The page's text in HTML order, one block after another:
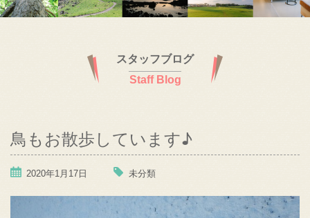
スタッフブログ
Staff Blog
鳥もお散歩しています♪
2020年1月17日 未分類